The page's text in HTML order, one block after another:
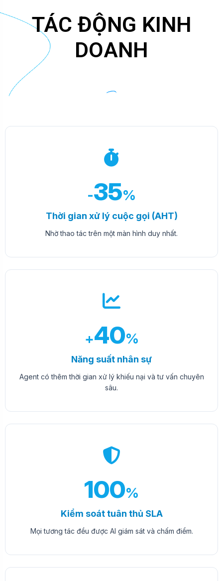
TÁC ĐỘNG KINH
DOANH
-35%
Thời gian xử lý cuộc gọi (AHT)
Nhờ thao tác trên một màn hình duy nhất.
+40%
Năng suất nhân sự
Agent có thêm thời gian xử lý khiếu nại và tư vấn chuyên
sâu.
100%
Kiểm soát tuân thủ SLA
Mọi tương tác đều được AI giám sát và chấm điểm.